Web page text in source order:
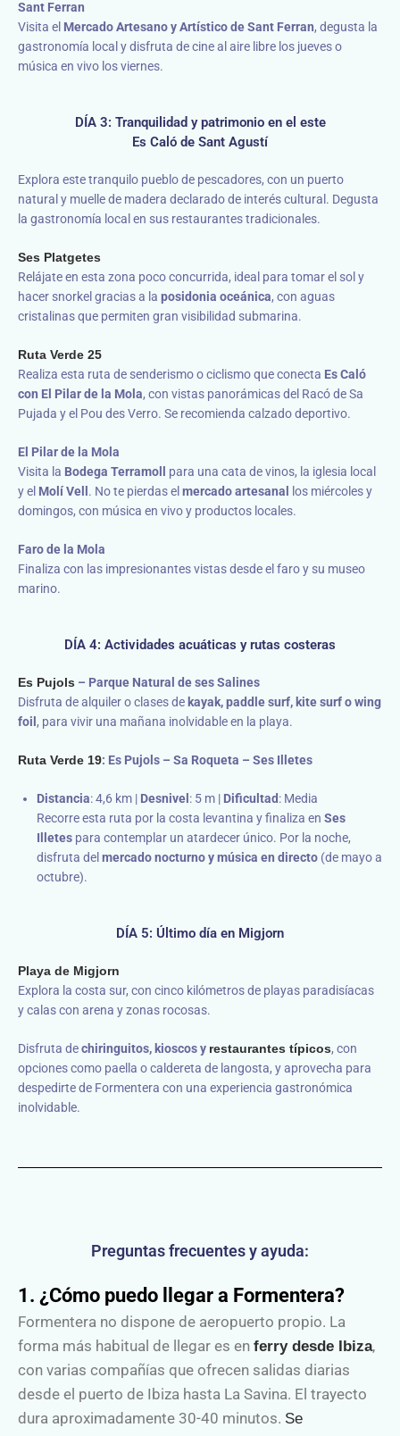
Sant Ferran
Visita el Mercado Artesano y Artístico de Sant Ferran, degusta la
gastronomía local y disfruta de cine al aire libre los jueves o
música en vivo los viernes.
DÍA 3: Tranquilidad y patrimonio en el este
Es Caló de Sant Agustí
Explora este tranquilo pueblo de pescadores, con un puerto
natural y muelle de madera declarado de interés cultural. Degusta
la gastronomía local en sus restaurantes tradicionales.
Ses Platgetes
Relájate en esta zona poco concurrida, ideal para tomar el sol y
hacer snorkel gracias a la posidonia oceánica, con aguas
cristalinas que permiten gran visibilidad submarina.
Ruta Verde 25
Realiza esta ruta de senderismo o ciclismo que conecta Es Caló
con El Pilar de la Mola, con vistas panorámicas del Racó de Sa
Pujada y el Pou des Verro. Se recomienda calzado deportivo.
El Pilar de la Mola
Visita la Bodega Terramoll
para una cata de vinos, la iglesia local
y el Molí Vell . No te pierdas el mercado artesanal
los miércoles y
domingos, con música en vivo y productos locales.
Faro de la Mola
Finaliza con las impresionantes vistas desde el faro y su museo
marino.
DÍA 4: Actividades acuáticas y rutas costeras
Es Pujols – Parque Natural de ses Salines
Disfruta de alquiler o clases de kayak, paddle surf, kite surf o wing
foil , para vivir una mañana inolvidable en la playa.
Ruta Verde 19: Es Pujols – Sa Roqueta – Ses Illetes
Distancia: 4,6 km | Desnivel : 5 m | Dificultad : Media
Recorre esta ruta por la costa levantina y finaliza en Ses
Illetes para contemplar un atardecer único. Por la noche,
disfruta del mercado nocturno y música en directo (de mayo a
octubre).
DÍA 5: Último día en Migjorn
Playa de Migjorn
Explora la costa sur, con cinco kilómetros de playas paradisíacas
y calas con arena y zonas rocosas.
Disfruta dechiringuitos, kioscos y restaurantes típicos, con
opciones como paella o caldereta de langosta, y aprovecha para
despedirte de Formentera con una experiencia gastronómica
inolvidable.
Preguntas frecuentes y ayuda:
1. ¿Cómo puedo llegar a Formentera?
Formentera no dispone de aeropuerto propio. La
forma más habitual de llegar es en ferry desde Ibiza,
con varias compañías que ofrecen salidas diarias
desde el puerto de Ibiza hasta La Savina. El trayecto
dura aproximadamente 30-40 minutos. Se